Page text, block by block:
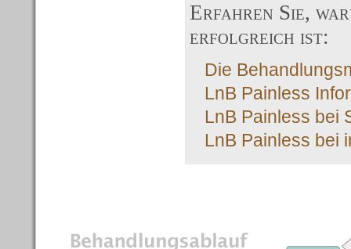
Erfahren Sie,
erfolgreich ist:
Die
LnB Painless
LnB Painless bei
LnB Painless bei